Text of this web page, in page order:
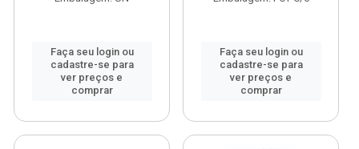
Faça seu login ou
cadastre-se para
ver preços e
comprar
Faça seu login ou
cadastre-se para
ver preços e
comprar